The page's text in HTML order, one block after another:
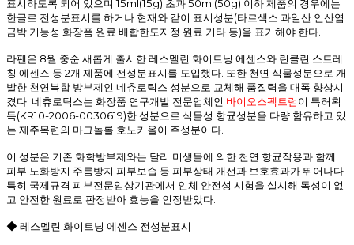
표시하도록 되어 있으며 15ml(15g) 초과 50ml(50g) 이하 제품의 경우에는
한글로 전성분표시를 하거나 현재와 같이 표시성분(타르색소 과일산 인산염
금박 기능성 화장품 원료 배합한도지정 원료 기타 등)을 표기해야 한다.
라펜은 8월 중순 새롭게 출시한 레스멜린 화이트닝 에센스와 린클린 스트레
칭 에센스 등 2개 제품에 전성분표시를 도입했다. 또한 천연 식물성분으로 개
발한 천연복합 방부제인 네츄로틱스 성분으로 교체해 품질력을 대폭 향상시
켰다. 네츄로틱스는 화장품 연구개발 전문업체인 바이오스펙트럼이 특허획
득(KR10-2006-0030619)한 성분으로 식물성 항균성분을 다량 함유하고 있
는 제주목련의 마그놀롤 호노키올이 주성분이다.
이 성분은 기존 화학방부제와는 달리 미생물에 의한 천연 항균작용과 함께
피부 노화방지 주름방지 피부보습 등 피부상태 개선과 보호효과가 뛰어나다.
특히 국제규격 피부전문임상기관에서 인체 안전성 시험을 실시해 독성이 없
고 안전한 원료로 판정받아 효능을 인정받았다.
◆ 레스멜린 화이트닝 에센스 전성분표시